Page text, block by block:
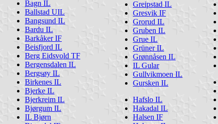
Bagn IL
Ballstad UIL
Bangsund IL
Bardu IL
Barkåker IF
Beisfjord IL
Berg Eidsvold TF
Bergensdalen IL
Bergsøy IL
Birkenes IL
Bjerke IL
Bjerkreim IL
Bjørgum IL
IL Bjørn
Greipstad IL
Gresvik IF
Grorud IL
Gruben IL
Grue IL
Grüner IL
Grønnåsen IL
IL Gular
Gullvikmoen IL
Gursken IL
Hafslo IL
Hakadal IL
Halsen IF